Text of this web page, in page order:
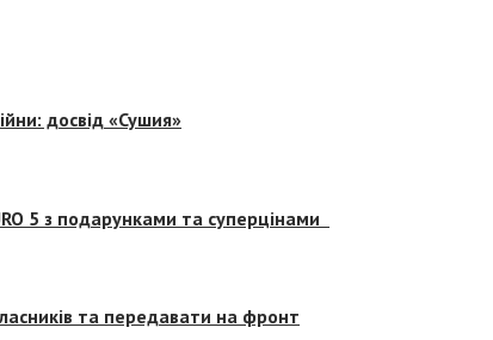
досвід «Сушия»
5 з подарунками та суперцінами
та передавати на фронт